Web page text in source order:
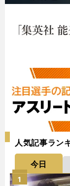
人気記事ラン
今日
1